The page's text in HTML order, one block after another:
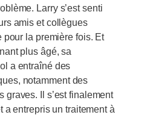
Larry s’est senti
amis et collègues
pour la première fois. Et
plus âgé, sa
a entraîné des
notamment des
graves. Il s’est finalement
a entrepris un traitement à